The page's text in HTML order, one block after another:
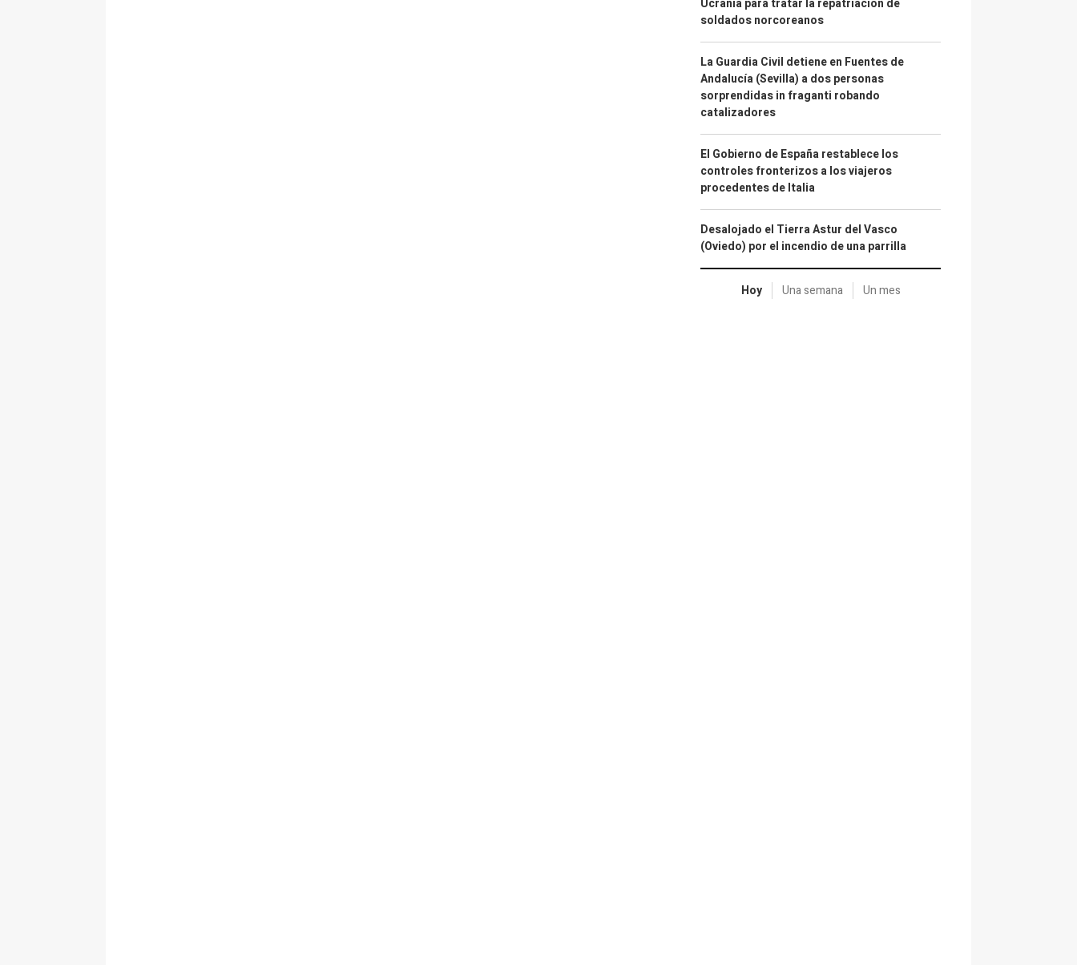
Ucrania para tratar la repatriación de
soldados norcoreanos
La Guardia Civil detiene en Fuentes de
Andalucía (Sevilla) a dos personas
sorprendidas in fraganti robando
catalizadores
El Gobierno de España restablece los
controles fronterizos a los viajeros
procedentes de Italia
Desalojado el Tierra Astur del Vasco
(Oviedo) por el incendio de una parrilla
Hoy Una semana Un mes